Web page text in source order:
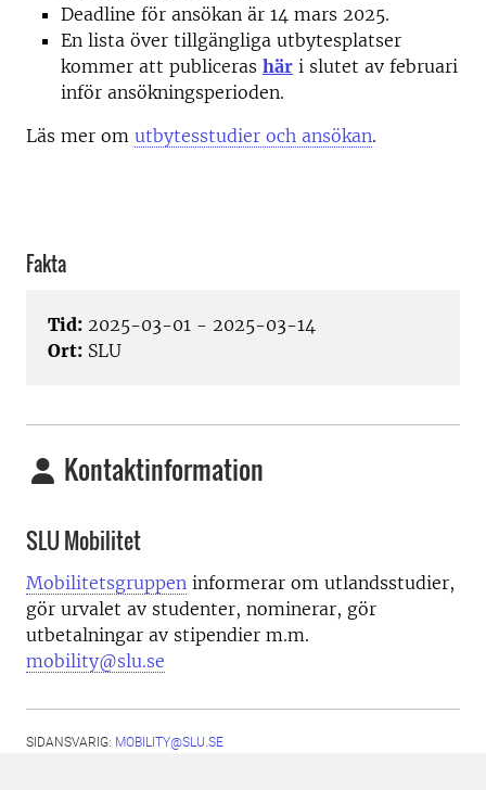
Deadline för ansökan är 14 mars 2025.
En lista över tillgängliga utbytesplatser
kommer att publiceras här i slutet av februari
inför ansökningsperioden.
Läs mer om utbytesstudier och ansökan.
Fakta
Tid: 2025-03-01 - 2025-03-14
Ort: SLU
Kontaktinformation
SLU Mobilitet
Mobilitetsgruppen informerar om utlandsstudier,
gör urvalet av studenter, nominerar, gör
utbetalningar av stipendier m.m.
mobility@slu.se
SIDANSVARIG: MOBILITY@SLU.SE